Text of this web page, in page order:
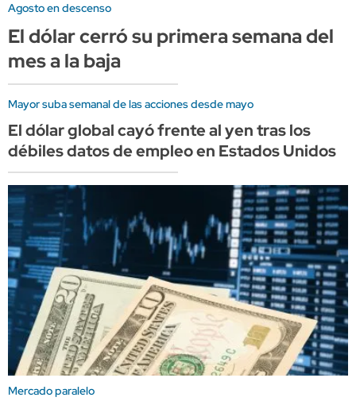
Agosto en descenso
El dólar cerró su primera semana del
mes a la baja
Mayor suba semanal de las acciones desde mayo
El dólar global cayó frente al yen tras los
débiles datos de empleo en Estados Unidos
Mercado paralelo